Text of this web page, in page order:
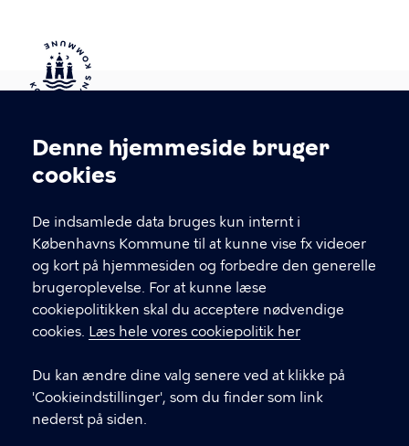
Cookieindstillinger
Denne hjemmeside bruger
cookies
De indsamlede data bruges kun internt i
Københavns Kommune til at kunne vise fx videoer
og kort på hjemmesiden og forbedre den generelle
brugeroplevelse. For at kunne læse
cookiepolitikken skal du acceptere nødvendige
cookies. Læs hele vores cookiepolitik her
Du kan ændre dine valg senere ved at klikke på
'Cookieindstillinger', som du finder som link
nederst på siden.
Kontakt Københavns Kommune
T
fFind andre kontakter her
CVR-nummer64942212
GENVEJE
Digital Post
Databeskyttelse